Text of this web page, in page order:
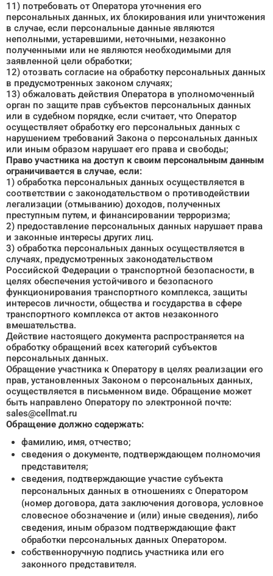
11) потребовать от Оператора уточнения его
персональных данных, их блокирования или уничтожения
в случае, если персональные данные являются
неполными, устаревшими, неточными, незаконно
полученными или не являются необходимыми для
заявленной цели обработки;
12) отозвать согласие на обработку персональных данных
в предусмотренных законом случаях;
13) обжаловать действия Оператора в уполномоченный
орган по защите прав субъектов персональных данных
или в судебном порядке, если считает, что Оператор
осуществляет обработку его персональных данных с
нарушением требований Закона о персональных данных
или иным образом нарушает его права и свободы;
Право участника на доступ к своим персональным данным
ограничивается в случае, если:
1) обработка персональных данных осуществляется в
соответствии с законодательством о противодействии
легализации (отмыванию) доходов, полученных
преступным путем, и финансировании терроризма;
2) предоставление персональных данных нарушает права
и законные интересы других лиц.
3) обработка персональных данных осуществляется в
случаях, предусмотренных законодательством
Российской Федерации о транспортной безопасности, в
целях обеспечения устойчивого и безопасного
функционирования транспортного комплекса, защиты
интересов личности, общества и государства в сфере
транспортного комплекса от актов незаконного
вмешательства.
Действие настоящего документа распространяется на
обработку обращений всех категорий субъектов
персональных данных.
Обращение участника к Оператору в целях реализации его
прав, установленных Законом о персональных данных,
осуществляется в письменном виде. Обращение может
быть направлено Оператору по электронной почте:
sales@cellmat.ru
Обращение должно содержать:
фамилию, имя, отчество;
сведения о документе, подтверждающем полномочия
представителя;
сведения, подтверждающие участие субъекта
персональных данных в отношениях с Оператором
(номер договора, дата заключения договора, условное
словесное обозначение и (или) иные сведения), либо
сведения, иным образом подтверждающие факт
обработки персональных данных Оператором.
собственноручную подпись участника или его
законного представителя.